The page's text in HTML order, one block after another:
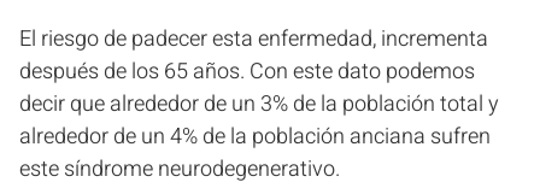
El riesgo de padecer esta enfermedad, incrementa
después de los 65 años. Con este dato podemos
decir que alrededor de un 3% de la población total y
alrededor de un 4% de la población anciana sufren
este síndrome neurodegenerativo.